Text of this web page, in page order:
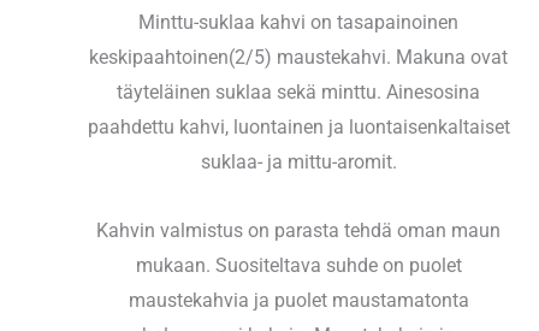
Minttu-suklaa kahvi on tasapainoinen
keskipaahtoinen(2/5) maustekahvi. Makuna ovat
täyteläinen suklaa sekä minttu. Ainesosina
paahdettu kahvi, luontainen ja luontaisenkaltaiset
suklaa- ja mittu-aromit.
Kahvin valmistus on parasta tehdä oman maun
mukaan. Suositeltava suhde on puolet
maustekahvia ja puolet maustamatonta